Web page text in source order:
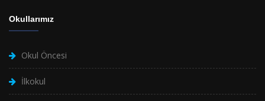
Okullarımız
Okul Öncesi
İlkokul